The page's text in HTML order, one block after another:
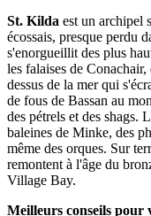
St. Kilda est un archipel
écossais, presque perdu
s'enorgueillit des plus
les falaises de
dessus de la mer qui
de fous de Bassan au
des pétrels et des shags.
baleines de Minke, des
même des orques. Sur
remontent à l'âge du
Village Bay.
Meilleurs conseils pour